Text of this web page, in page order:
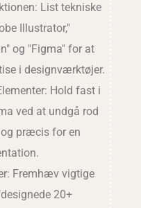
List tekniske
Illustrator,"
og "Figma" for at
i designværktøjer.
Hold fast i
ved at undgå rod
præcis for en
Fremhæv vigtige
20+